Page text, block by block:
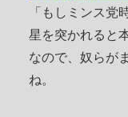
「もしミンス党
星を突かれると
なので、奴らが
ね。